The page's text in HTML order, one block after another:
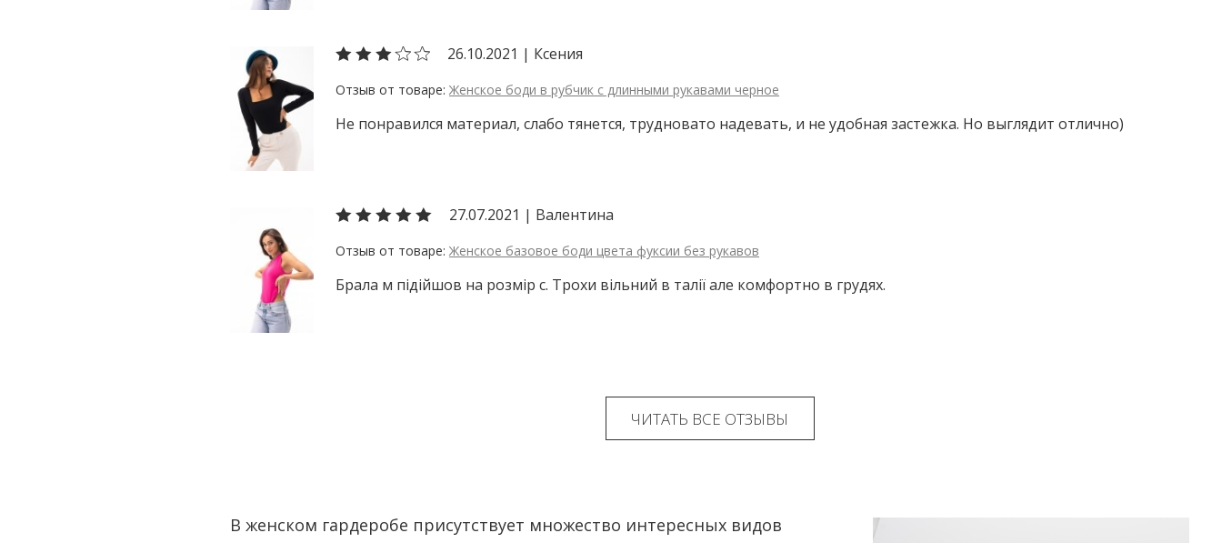
В женском гардеробе присутствует множество интересных видов
26.10.2021 | Ксения
Женское боди в рубчик с длинными рукавами черное
Не понравился материал, слабо тянется, трудновато надевать, и не удобная застежка. Но выглядит отлично)
27.07.2021 | Валентина
Женское базовое боди цвета фуксии без рукавов
Брала м підійшов на розмір с. Трохи вільний в талії але комфортно в грудях.
ЧИТАТЬ ВСЕ ОТЗЫВЫ